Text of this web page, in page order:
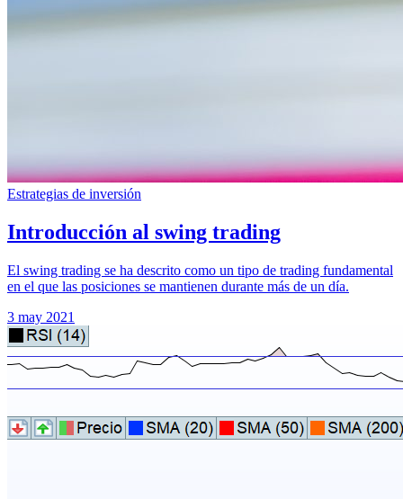
Estrategias de inversión
Introducción al swing trading
El swing trading se ha descrito como un tipo de trading fundamental
en el que las posiciones se mantienen durante más de un día.
3 may 2021